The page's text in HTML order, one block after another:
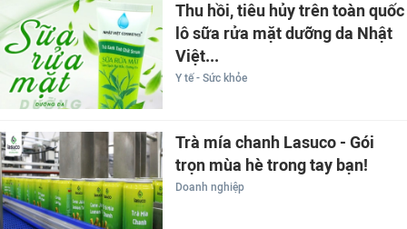
Thu hồi, tiêu hủy trên toàn quốc
lô sữa rửa mặt dưỡng da Nhật
Việt...
Y tế - Sức khỏe
Trà mía chanh Lasuco - Gói
trọn mùa hè trong tay bạn!
Doanh nghiệp